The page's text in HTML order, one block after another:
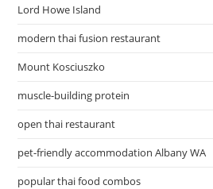
Lord Howe Island
modern thai fusion restaurant
Mount Kosciuszko
muscle-building protein
open thai restaurant
pet-friendly accommodation Albany WA
popular thai food combos